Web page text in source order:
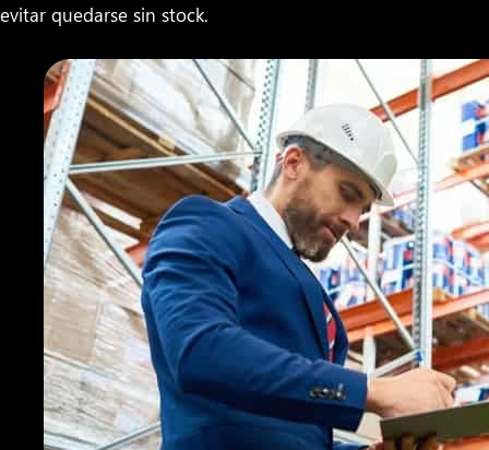
evitar quedarse sin stock.